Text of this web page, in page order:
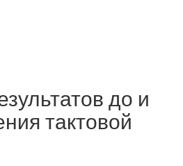
до и
тактовой